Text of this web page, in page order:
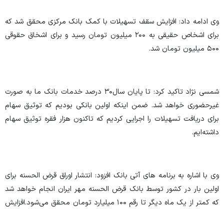
وی‌ ادامه داد: افزایش سقف تسهیلات با کمک بانک‌ مرکزی محقق شد که
برای اشخاص حقیقی به ۲۰۰ میلیون تومان رسید و برای اشخاق حقوقی
۵۰۰ میلیون تومان شد.
شمسی نژاد تاکید کرد: تا پایان سال
۳۰ درصد خدمات بانک ما به صورت
غیرحضوری خواهد شد. ضمن اینکه اولین بانکی بودیم که توثیق سهام
برای دریافت تسهیلات را اجرایی کردیم که تاکنون هزار فقره توثیق سهام
داشته‌ایم.
وی با اشاره به برنامه های آتی بانک افزود: انتشار اوراق قرض الحسنه برای
اولین بار در کشور توسط بانک قرض الحسنه مهر ایران انجام‌ خواهد شد
که کمتر از یک ماه دیگر تا رقم ۱۰۰ میلیارد تومان محقق می‌شود.
افزایش